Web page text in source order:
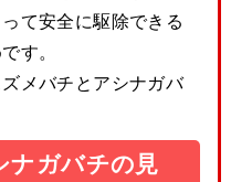
て安全に駆除できる
す。
メバチとアシナガバ
ガバチの見